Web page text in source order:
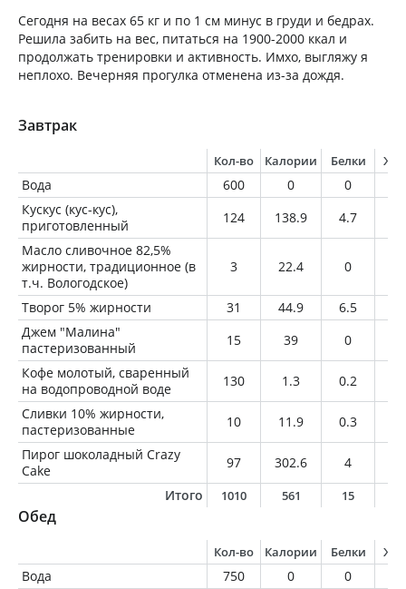
Сегодня на весах 65 кг и по 1 см минус в груди и бедрах.
Решила забить на вес, питаться на 1900-2000 ккал и
продолжать тренировки и активность. Имхо, выгляжу я
неплохо. Вечерняя прогулка отменена из-за дождя.
Завтрак
Кол-во Калории Белки
Вода 600 0 0
Кускус (кус-кус),
приготовленный
124 138.9 4.7
Масло сливочное 82,5%
жирности, традиционное (в
т.ч. Вологодское)
3 22.4 0
Творог 5% жирности 31 44.9 6.5
Джем "Малина"
пастеризованный
15 39 0
Кофе молотый, сваренный
на водопроводной воде
130 1.3 0.2
Сливки 10% жирности,
пастеризованные
10 11.9 0.3
Пирог шоколадный Crazy
Cake
97 302.6 4
Итого
1010 561 15
Обед
Кол-во Калории Белки
Вода 750 0 0